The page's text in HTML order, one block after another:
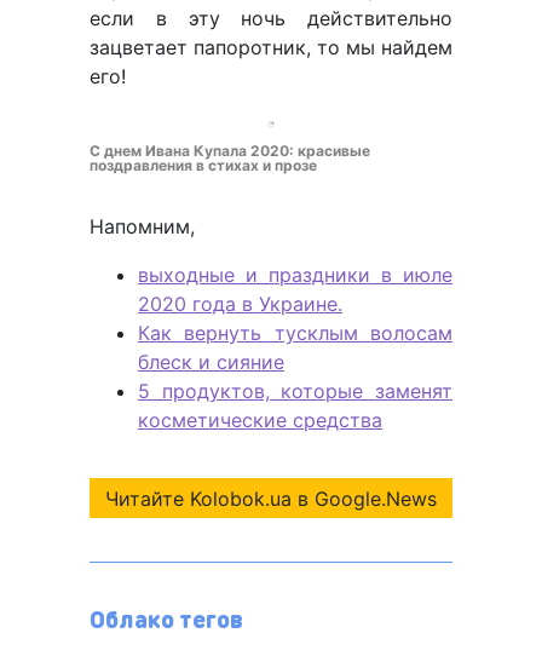
если в эту ночь действительно
зацветает папоротник, то мы найдем
его!
С днем Ивана Купала 2020: красивые
поздравления в стихах и прозе
Напомним,
выходные и праздники в июле
2020 года в Украине.
Как вернуть тусклым волосам
блеск и сияние
5 продуктов, которые заменят
косметические средства
Читайте Kolobok.ua в Google.News
Облако тегов